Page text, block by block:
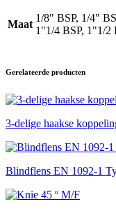
binnendraad
-
Maat
1/8" BSP, 1/4"
1"1/4 BSP, 1"1/2
Gerelateerde producten
3-delige haakse
Blindflens EN 1092-1